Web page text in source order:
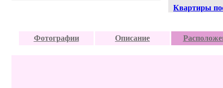
Квартиры
Фотографии Описание